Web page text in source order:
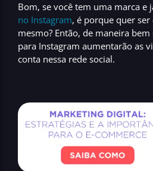
Bom, se você tem uma marca e
no Instagram, é porque quer
mesmo? Então, de maneira
para Instagram aumentarão as
conta nessa rede social.